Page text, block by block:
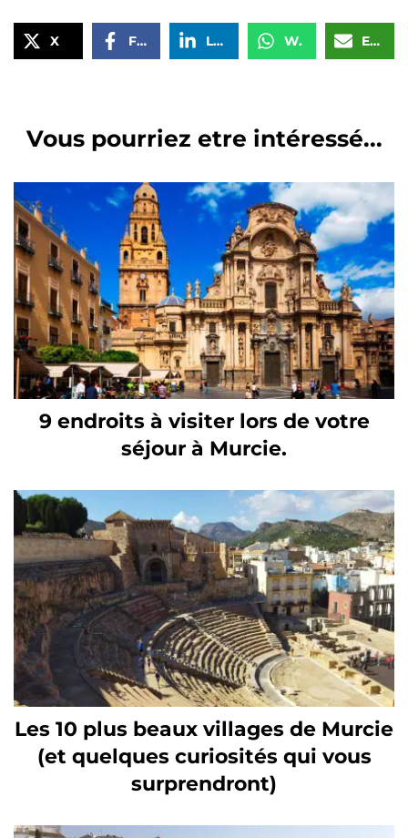
X Facebook LinkedIn WhatsApp Email
Vous pourriez etre intéressé...
9 endroits à visiter lors de votre
séjour à Murcie.
Les 10 plus beaux villages de Murcie
(et quelques curiosités qui vous
surprendront)